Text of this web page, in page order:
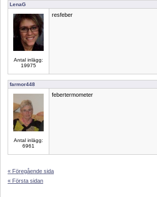
LenaG
Antal inlägg:
19975
resfeber
farmor448
Antal inlägg:
6961
febertermometer
« Föregående sida
« Första sidan